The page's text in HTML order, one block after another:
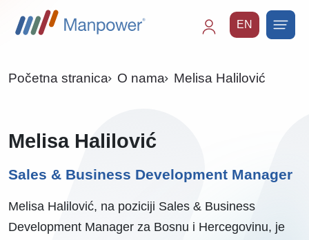
EN
Početna stranica O nama Melisa Halilović
Melisa Halilović
Sales & Business Development Manager
Melisa Halilović, na poziciji Sales & Business
Development Manager za Bosnu i Hercegovinu, je